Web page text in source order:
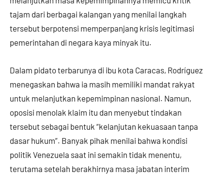
tajam dari berbagai kalangan yang menilai langkah
tersebut berpotensi memperpanjang krisis legitimasi
pemerintahan di negara kaya minyak itu.
Dalam pidato terbarunya di ibu kota Caracas, Rodríguez
menegaskan bahwa ia masih memiliki mandat rakyat
untuk melanjutkan kepemimpinan nasional. Namun,
oposisi menolak klaim itu dan menyebut tindakan
tersebut sebagai bentuk “kelanjutan kekuasaan tanpa
dasar hukum”. Banyak pihak menilai bahwa kondisi
politik Venezuela saat ini semakin tidak menentu,
terutama setelah berakhirnya masa jabatan interim